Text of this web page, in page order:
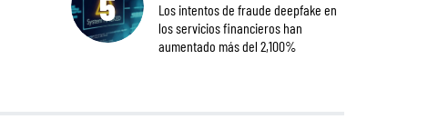
Los intentos de fraude deepfake en
los servicios financieros han
aumentado más del 2,100%